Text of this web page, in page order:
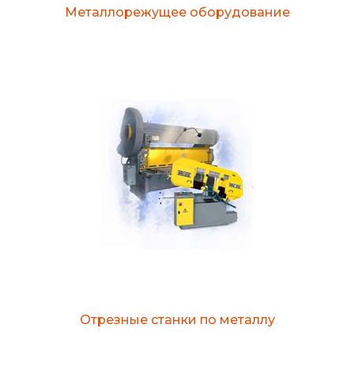
Металлорежущее оборудование
Отрезные станки по металлу